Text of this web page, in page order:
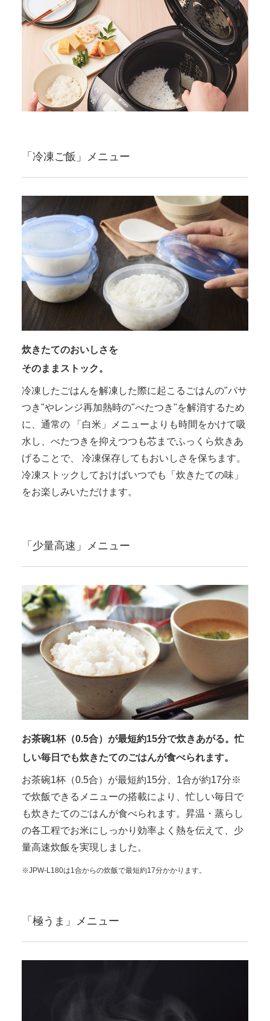
「冷凍ご飯」メニュー
炊きたてのおいしさを
そのままストック。
冷凍したごはんを解凍した際に起こるごはんの"パサ
つき"やレンジ再加熱時の"べたつき"を解消するため
に、通常の 「白米」メニューよりも時間をかけて吸
水し、べたつきを抑えつつも芯までふっくら炊きあ
げることで、 冷凍保存してもおいしさを保ちます。
冷凍ストックしておけばいつでも「炊きたての味」
をお楽しみいただけます。
「少量高速」メニュー
お茶碗1杯（0.5合）が最短約15分で炊きあがる。忙
しい毎日でも炊きたてのごはんが食べられます。
お茶碗1杯（0.5合）が最短約15分、1合が約17分※
で炊飯できるメニューの搭載により、忙しい毎日で
も炊きたてのごはんが食べられます。昇温・蒸らし
の各工程でお米にしっかり効率よく熱を伝えて、少
量高速炊飯を実現しました。
※JPW-L180は1合からの炊飯で最短約17分かかります。
「極うま」メニュー